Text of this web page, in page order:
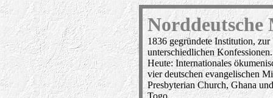
Norddeutsche
1836 gegründete Institution,
unterschiedlichen Konfessionen.
Heute: Internationales
vier deutschen evangelischen
Presbyterian Church, Ghana
Togo.